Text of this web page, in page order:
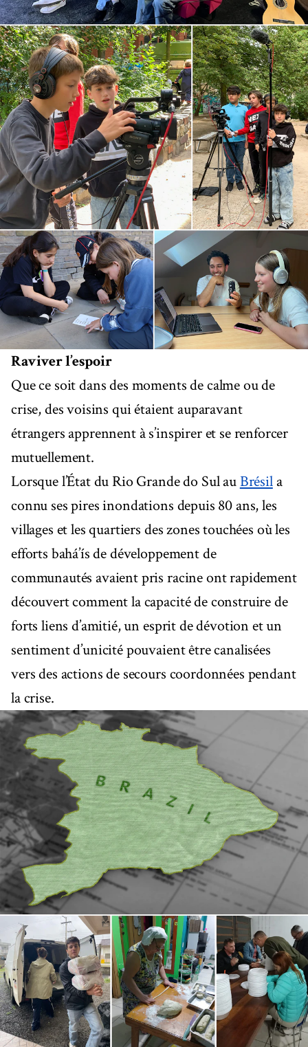
Raviver l’espoir
Que ce soit dans des moments de calme ou de
crise, des voisins qui étaient auparavant
étrangers apprennent à s’inspirer et se renforcer
mutuellement.
Lorsque l’État du Rio Grande do Sul auBrésila
connu ses pires inondations depuis 80 ans, les
villages et les quartiers des zones touchées où les
efforts bahá’ís de développement de
communautés avaient pris racine ont rapidement
découvert comment la capacité de construire de
forts liens d’amitié, un esprit de dévotion et un
sentiment d’unicité pouvaient être canalisées
vers des actions de secours coordonnées pendant
la crise.